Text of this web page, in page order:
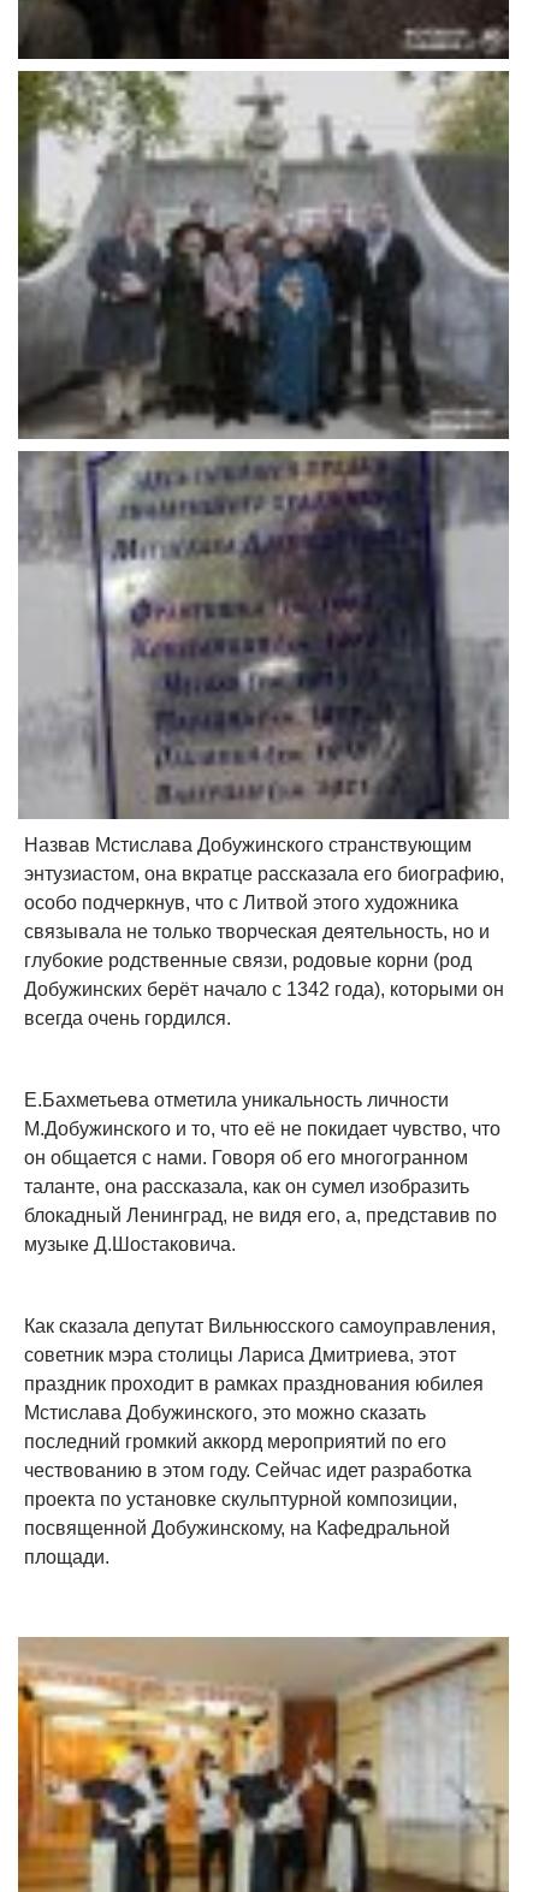
Назвав Мстислава Добужинского странствующим
энтузиастом, она вкратце рассказала его биографию,
особо подчеркнув, что с Литвой этого художника
связывала не только творческая деятельность, но и
глубокие родственные связи, родовые корни (род
Добужинских берёт начало с 1342 года), которыми он
всегда очень гордился.
Е.Бахметьева отметила уникальность личности
М.Добужинского и то, что её не покидает чувство, что
он общается с нами. Говоря об его многогранном
таланте, она рассказала, как он сумел изобразить
блокадный Ленинград, не видя его, а, представив по
музыке Д.Шостаковича.
Как сказала депутат Вильнюсского самоуправления,
советник мэра столицы Лариса Дмитриева, этот
праздник проходит в рамках празднования юбилея
Мстислава Добужинского, это можно сказать
последний громкий аккорд мероприятий по его
чествованию в этом году. Сейчас идет разработка
проекта по установке скульптурной композиции,
посвященной Добужинскому, на Кафедральной
площади.